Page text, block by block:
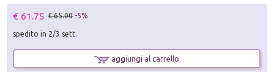
€ 61.75 € 65.00 -5%
spedito in 2/3 sett.
aggiungi al carrello